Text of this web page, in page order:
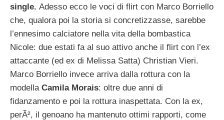
single. Adesso ecco le voci di flirt con Marco Borriello
che, qualora poi la storia si concretizzasse, sarebbe
l’ennesimo calciatore nella vita della bombastica
Nicole: due estati fa al suo attivo anche il flirt con l’ex
attaccante (ed ex di Melissa Satta) Christian Vieri.
Marco Borriello invece arriva dalla rottura con la
modella Camila Morais: oltre due anni di
fidanzamento e poi la rottura inaspettata. Con la ex,
perÃ², il genoano ha mantenuto ottimi rapporti, come